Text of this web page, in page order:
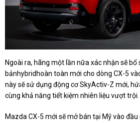
Ngoài ra, hãng một lần nữa xác nhận sẽ bổ
bảnhybridhoàn toàn mới cho dòng CX-5
này sẽ sử dụng động cơ SkyActiv-Z mới,
cùng khả năng tiết kiệm nhiên liệu vượt trội.
Mazda CX-5 mới sẽ mở bán tại Mỹ vào